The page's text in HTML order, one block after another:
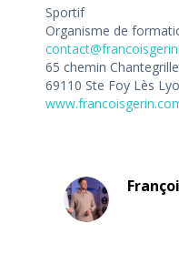
Sportif
Organisme de
65 chemin
69110 Ste Foy Lès